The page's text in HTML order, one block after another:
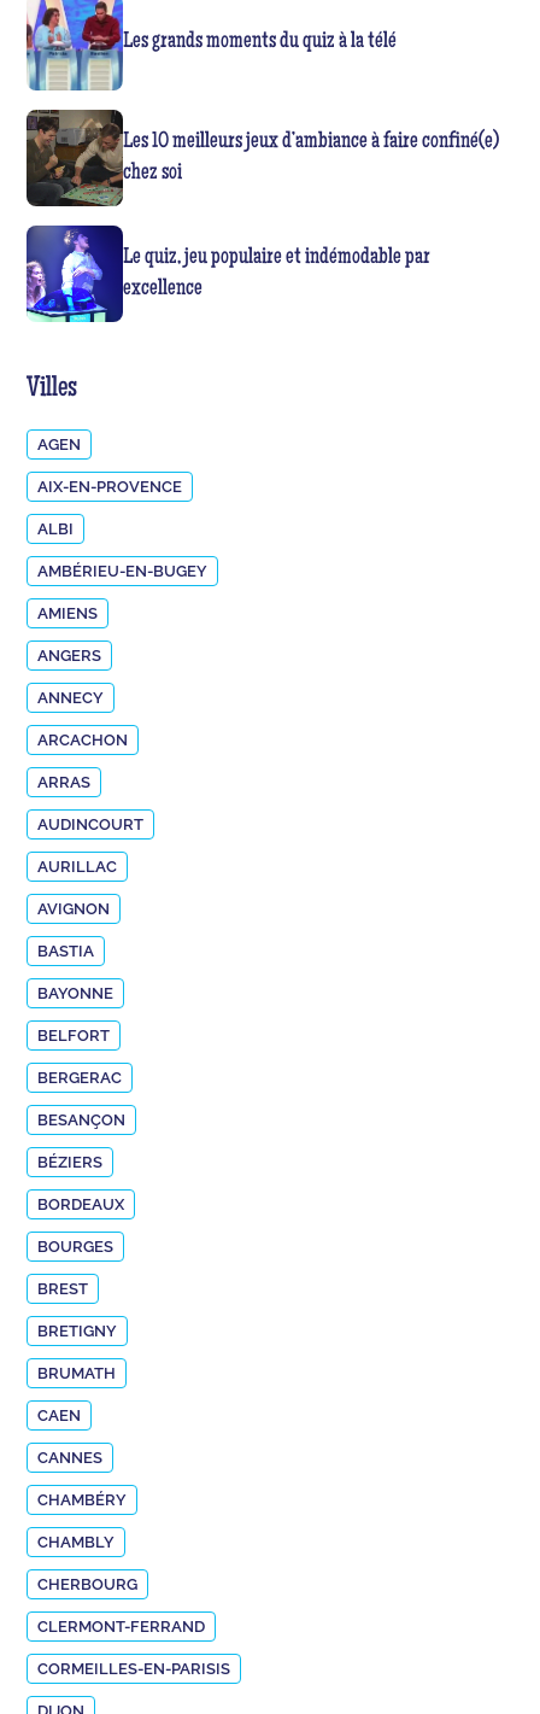
Les grands moments du quiz à la télé
Les 10 meilleurs jeux d’ambiance à faire confiné(e)
chez soi
Le quiz, jeu populaire et indémodable par
excellence
Villes
AGEN
AIX-EN-PROVENCE
ALBI
AMBÉRIEU-EN-BUGEY
AMIENS
ANGERS
ANNECY
ARCACHON
ARRAS
AUDINCOURT
AURILLAC
AVIGNON
BASTIA
BAYONNE
BELFORT
BERGERAC
BESANÇON
BÉZIERS
BORDEAUX
BOURGES
BREST
BRETIGNY
BRUMATH
CAEN
CANNES
CHAMBÉRY
CHAMBLY
CHERBOURG
CLERMONT-FERRAND
CORMEILLES-EN-PARISIS